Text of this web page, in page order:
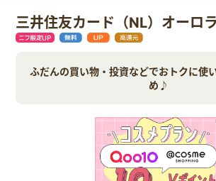
三井住友カード（NL）オーロ
ふだんの買い物・投資などでおトクに使
め♪